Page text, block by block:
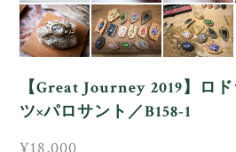
【Great Journey 2019】ロ
ツ×パロサント／B158-1
¥18,000